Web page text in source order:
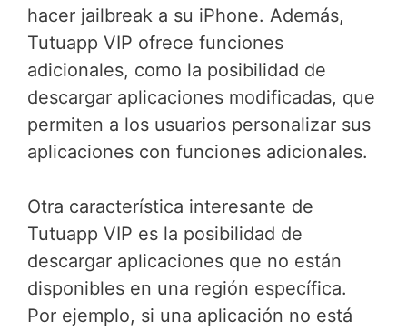
hacer jailbreak a su iPhone. Además,
Tutuapp VIP ofrece funciones
adicionales, como la posibilidad de
descargar aplicaciones modificadas, que
permiten a los usuarios personalizar sus
aplicaciones con funciones adicionales.
Otra característica interesante de
Tutuapp VIP es la posibilidad de
descargar aplicaciones que no están
disponibles en una región específica.
Por ejemplo, si una aplicación no está